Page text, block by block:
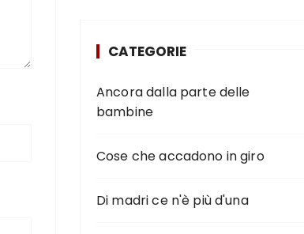
CATEGORIE
Ancora dalla parte delle
bambine
Cose che accadono in giro
Di madri ce n'è più d'una